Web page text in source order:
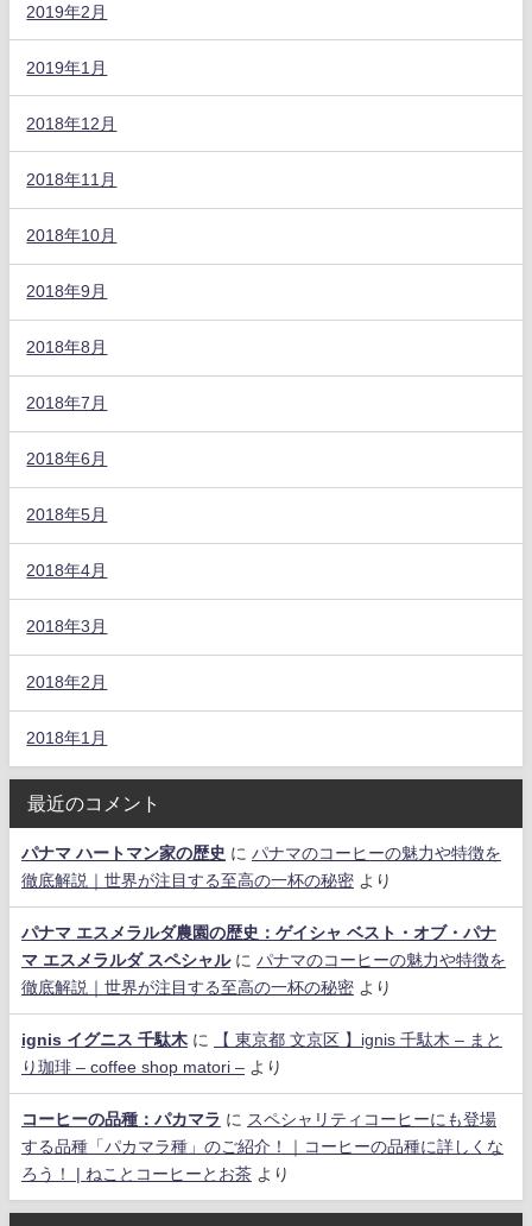
2019年2月
2019年1月
2018年12月
2018年11月
2018年10月
2018年9月
2018年8月
2018年7月
2018年6月
2018年5月
2018年4月
2018年3月
2018年2月
2018年1月
最近のコメント
パナマ ハートマン家の歴史 に パナマのコーヒーの魅力や特徴を
徹底解説｜世界が注目する至高の一杯の秘密 より
パナマ エスメラルダ農園の歴史：ゲイシャ ベスト・オブ・パナ
マ エスメラルダ スペシャルに パナマのコーヒーの魅力や特徴を
徹底解説｜世界が注目する至高の一杯の秘密 より
ignis イグニス 千駄木に
【 東京都 文京区 】ignis 千駄木 – まと
り珈琲 – coffee shop matori – より
コーヒーの品種：パカマラ に スペシャリティコーヒーにも登場
する品種「パカマラ種」のご紹介！｜コーヒーの品種に詳しくな
ろう！ | ねことコーヒーとお茶 より